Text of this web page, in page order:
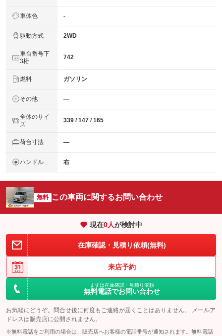
車体色 ‐
駆動方式 2WD
車台番号下
3桁
742
燃料 ガソリン
その他 ―
全体のサイ
ズ
339 / 147 / 165
荷台寸法 ―
ハンドル 右
無料 この車両に関するお問い合わせ
現在0人が検討中
在庫確認・見積り依頼(無料)
来店予約
まずは在庫確認・見積り依頼
無料電話でお問い合わせ
お気軽にどうぞ。問合せ後に何度もご連絡が届くことはありません。 メールア
ドレスは販売店に公開されません。
※無料電話をご利用の場合は、販売店へお客様の電話番号が通知されます。無料電話